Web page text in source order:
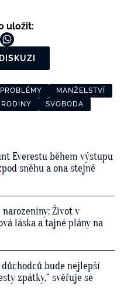
uložit:
PROBLÉMY
MANŽELSTVÍ
SVOBODA
Everestu během výstupu
sněhu a ona stejně
Život v
láska a tajné plány na
bude nejlepší
zpátky,“ svěřuje se